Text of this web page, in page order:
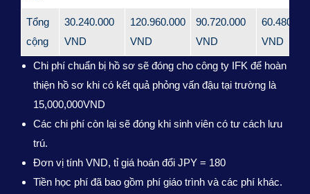
Tổng
cộng
30.240.000
VND
120.960.000
VND
90.720.000
VND
VND
Chi phí chuẩn bị hồ sơ sẽ đóng cho công ty IFK để hoàn
thiện hồ sơ khi có kết quả phỏng vấn đậu tại trường là
15,000,000VND
Các chi phí còn lại sẽ đóng khi sinh viên có tư cách lưu
trú.
Đơn vị tính VND, tỉ giá hoán đổi JPY = 180
Tiền học phí đã bao gồm phí giáo trình và các phí khác.